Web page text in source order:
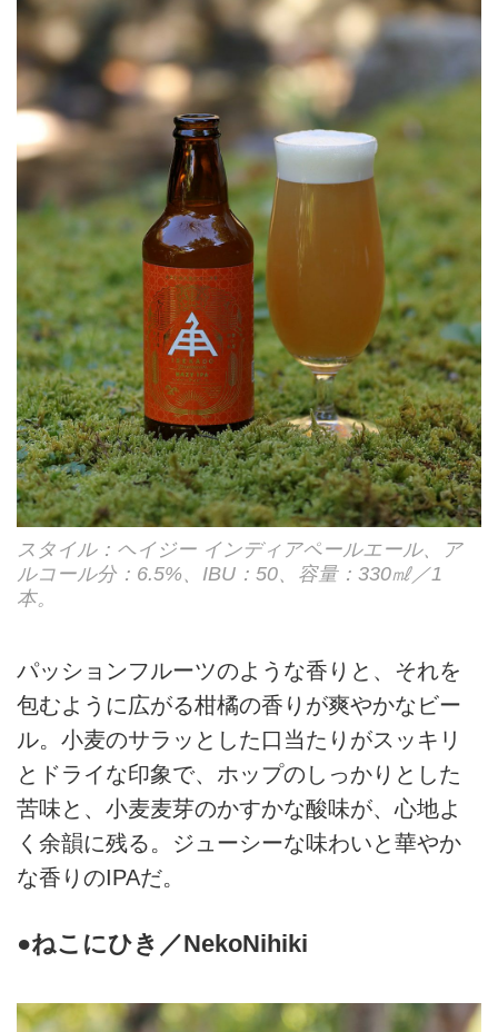
スタイル：ヘイジー インディアペールエール、ア
ルコール分：6.5%、IBU：50、容量：330㎖／1
本。
パッションフルーツのような香りと、それを
包むように広がる柑橘の香りが爽やかなビー
ル。小麦のサラッとした口当たりがスッキリ
とドライな印象で、ホップのしっかりとした
苦味と、小麦麦芽のかすかな酸味が、心地よ
く余韻に残る。ジューシーな味わいと華やか
な香りのIPAだ。
●ねこにひき／NekoNihiki